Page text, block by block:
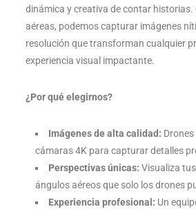
dinámica y creativa de contar
aéreas, podemos capturar imágenes
resolución que transforman cualquier
experiencia visual impactante.
¿Por qué elegirnos?
Imágenes de alta calidad:
cámaras 4K para capturar detalles
Perspectivas únicas: Visualiza
ángulos aéreos que solo los drones
Experiencia profesional: Un